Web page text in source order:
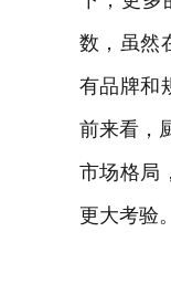
数，虽然
有品牌和
前来看，
市场格局
更大考验。